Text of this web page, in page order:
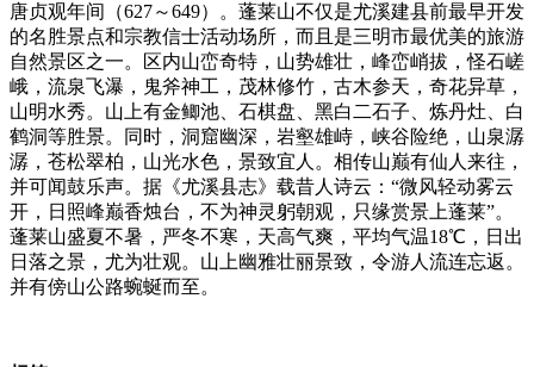
唐贞观年间（627～649）。蓬莱山不仅是尤溪建县前最早开发
的名胜景点和宗教信士活动场所，而且是三明市最优美的旅游
自然景区之一。区内山峦奇特，山势雄壮，峰峦峭拔，怪石嵯
峨，流泉飞瀑，鬼斧神工，茂林修竹，古木参天，奇花异草，
山明水秀。山上有金鲫池、石棋盘、黑白二石子、炼丹灶、白
鹤洞等胜景。同时，洞窟幽深，岩壑雄峙，峡谷险绝，山泉潺
潺，苍松翠柏，山光水色，景致宜人。相传山巅有仙人来往，
并可闻鼓乐声。据《尤溪县志》载昔人诗云：“微风轻动雾云
开，日照峰巅香烛台，不为神灵躬朝观，只缘赏景上蓬莱”。
蓬莱山盛夏不暑，严冬不寒，天高气爽，平均气温18℃，日出
日落之景，尤为壮观。山上幽雅壮丽景致，令游人流连忘返。
并有傍山公路蜿蜒而至。